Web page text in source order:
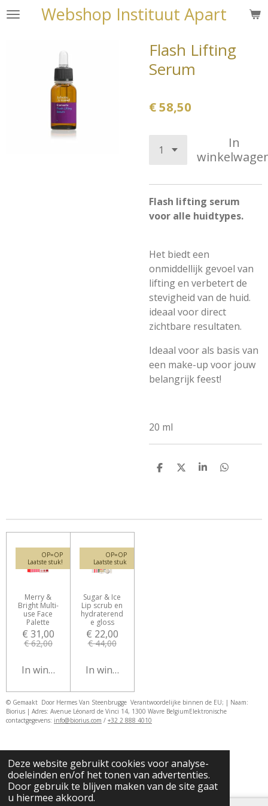
Deze website gebruikt cookies voor analyse-
doeleinden en/of het tonen van advertenties.
Door gebruik te blijven maken van de site gaat
u hiermee akkoord.
Ga
hoofdinhoud
Webshop Instituut Apart
Flash Lifting
Serum
€ 58,50
In
Flash lifting serum
voor alle huidtypes.
Het biedt een
onmiddellijk gevoel van
lifting en verbetert de
stevigheid van de huid.
ideaal voor direct
zichtbare resultaten.
Ideaal voor als basis van
een make-up voor jouw
belangrijk feest!
20 ml
D
D
S
D
OP=OP
Laatste stuk!
Merry &
Bright Multi-
use Face
Palette
€ 31,00
€ 62,00
In winkelwagen
OP=OP
Laatste stuk
Sugar & Ice
Lip scrub en
hydraterend
e gloss
€ 22,00
€ 44,00
In winkelwagen
© Gemaakt Door Hermes Van Steenbrugge Verantwoordelijke binnen de EU; | Naam:
Biorius | Adres: Avenue Léonard de Vinci 14, 1300 Wavre BelgiumElektronische
contactgegevens: info@biorius.com / +32 2 888 4010